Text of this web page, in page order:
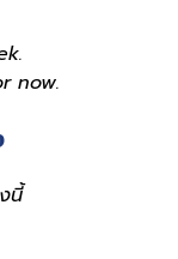
now.
นี้